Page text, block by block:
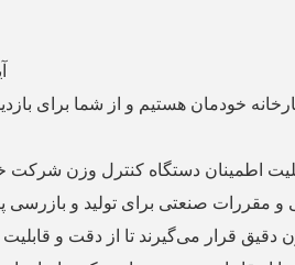
خودمان هستیم و از شما برای
اطمینان دستگاه کنترل وزن شرکت
مقررات صنعتی برای تولید و بازرسی
دقیق قرار می‌گیرند تا از دقت و